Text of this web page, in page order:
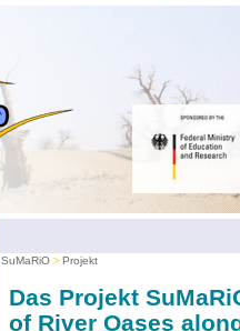
SuMaRiO Projekt
Das Projekt
of River Oases